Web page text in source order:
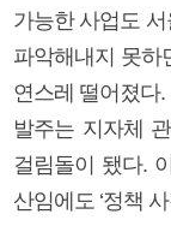
가능한 사업도
파악해내지 못하
연스레 떨어졌다
발주는 지자체
걸림돌이 됐다.
산임에도 ‘정책